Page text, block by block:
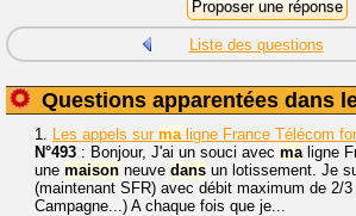
Liste des questions
Questions apparentées dans
1. Les appels sur maligne France Télécom
N°493 : Bonjour, J'ai un souci avec maligne
une maison neuve dans un lotissement. Je
(maintenant SFR) avec débit maximum de 2/
Campagne...) A chaque fois que je...